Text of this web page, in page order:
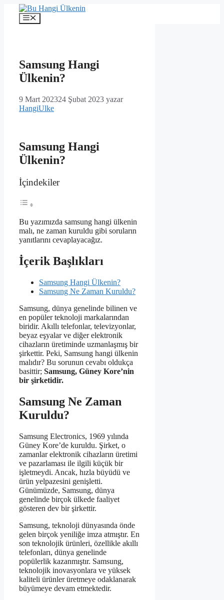
İçeriğe
Menü
Samsung Hangi
Ülkenin?
9 Mart 202324 Şubat 2023 yazar
HangiUlke
Samsung Hangi
Ülkenin?
İçindekiler
Bu yazımızda samsung hangi ülkenin
malı, ne zaman kuruldu gibi soruların
yanıtlarını cevaplayacağız.
İçerik Başlıkları
Samsung Hangi Ülkenin?
Samsung Ne Zaman Kuruldu?
Samsung, dünya genelinde bilinen ve
en popüler teknoloji markalarından
biridir. Akıllı telefonlar, televizyonlar,
beyaz eşyalar ve diğer elektronik
cihazların üretiminde uzmanlaşmış bir
şirkettir. Peki, Samsung hangi ülkenin
malıdır? Bu sorunun cevabı oldukça
basittir; Samsung, Güney Kore’nin
bir şirketidir.
Samsung Ne Zaman
Kuruldu?
Samsung Electronics, 1969 yılında
Güney Kore’de kuruldu. Şirket, o
zamanlar elektronik cihazların üretimi
ve pazarlaması ile ilgili küçük bir
işletmeydi. Ancak, hızla büyüdü ve
ürün yelpazesini genişletti.
Günümüzde, Samsung, dünya
genelinde birçok ülkede faaliyet
gösteren dev bir şirkettir.
Samsung, teknoloji dünyasında önde
gelen birçok yeniliğe imza atmıştır. En
son teknolojik ürünleri, özellikle akıllı
telefonları, dünya genelinde
popülerlik kazanmıştır. Samsung,
teknolojik inovasyonlara ve yüksek
kaliteli ürünler üretmeye odaklanarak
büyümeye devam etmektedir.